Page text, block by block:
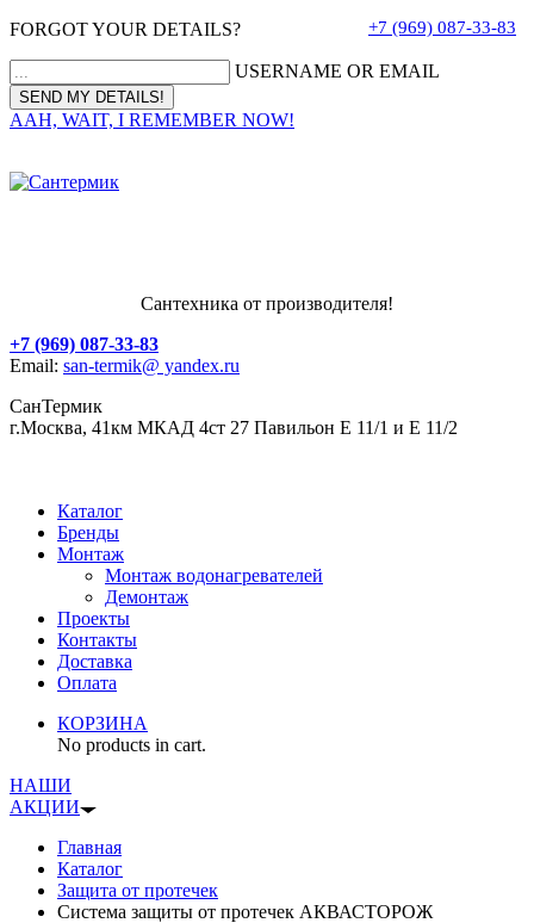
FORGOT YOUR DETAILS?
USERNAME OR EMAIL
AAH, WAIT, I REMEMBER NOW!
+7 (969) 087-33-83
Сантехника от производителя!
+7 (969) 087-33-83
Email: san-termik@ yandex.ru
СанТермик
г.Москва, 41км МКАД 4ст 27 Павильон Е 11/1 и Е 11/2
Каталог
Бренды
Монтаж
Монтаж водонагревателей
Демонтаж
Проекты
Контакты
Доставка
Оплата
КОРЗИНА
No products in cart.
НАШИ
АКЦИИ
Главная
Каталог
Защита от протечек
Система защиты от протечек АКВАСТОРОЖ